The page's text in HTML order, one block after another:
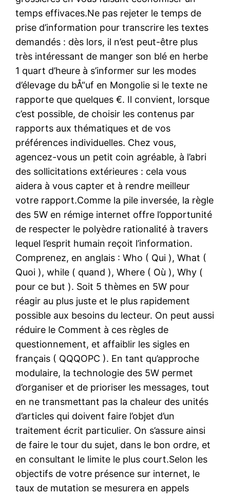
temps effivaces.Ne pas rejeter le temps de
prise d’information pour transcrire les textes
demandés : dès lors, il n’est peut-être plus
très intéressant de manger son blé en herbe
1 quart d’heure à s’informer sur les modes
d’élevage du bÅ“uf en Mongolie si le texte ne
rapporte que quelques €. Il convient, lorsque
c’est possible, de choisir les contenus par
rapports aux thématiques et de vos
préférences individuelles. Chez vous,
agencez-vous un petit coin agréable, à l’abri
des sollicitations extérieures : cela vous
aidera à vous capter et à rendre meilleur
votre rapport.Comme la pile inversée, la règle
des 5W en rémige internet offre l’opportunité
de respecter le polyèdre rationalité à travers
lequel l’esprit humain reçoit l’information.
Comprenez, en anglais : Who ( Qui ), What (
Quoi ), while ( quand ), Where ( Où ), Why (
pour ce but ). Soit 5 thèmes en 5W pour
réagir au plus juste et le plus rapidement
possible aux besoins du lecteur. On peut aussi
réduire le Comment à ces règles de
questionnement, et affaiblir les sigles en
français ( QQQOPC ). En tant qu’approche
modulaire, la technologie des 5W permet
d’organiser et de prioriser les messages, tout
en ne transmettant pas la chaleur des unités
d’articles qui doivent faire l’objet d’un
traitement écrit particulier. On s’assure ainsi
de faire le tour du sujet, dans le bon ordre, et
en consultant le limite le plus court.Selon les
objectifs de votre présence sur internet, le
taux de mutation se mesurera en appels